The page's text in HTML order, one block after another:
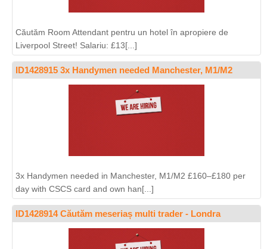
Căutăm Room Attendant pentru un hotel în apropiere de
Liverpool Street! Salariu: £13[...]
ID1428915 3x Handymen needed Manchester, M1/M2
3x Handymen needed in Manchester, M1/M2 £160–£180 per
day with CSCS card and own han[...]
ID1428914 Căutăm meseriaș multi trader - Londra